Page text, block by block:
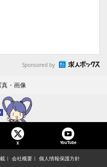
Sponsored by
真・画像
X YouTube
会社概要 個人情報保護方針